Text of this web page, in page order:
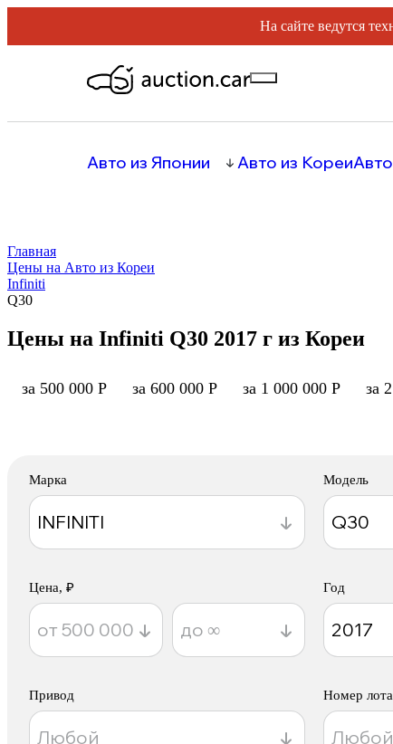
На сайте ведутся
Авто из Японии Авто из Кореи
Главная
Цены на Авто из Кореи
Infiniti
Q30
Цены на Infiniti Q30 2017 г из Кореи
за 500 000 Р за 600 000 Р за 1 000 000 Р за
Марка Модель
Цена, ₽ Год
Привод Номер лота